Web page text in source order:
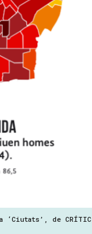
‘Ciutats’, de CRÍTIC